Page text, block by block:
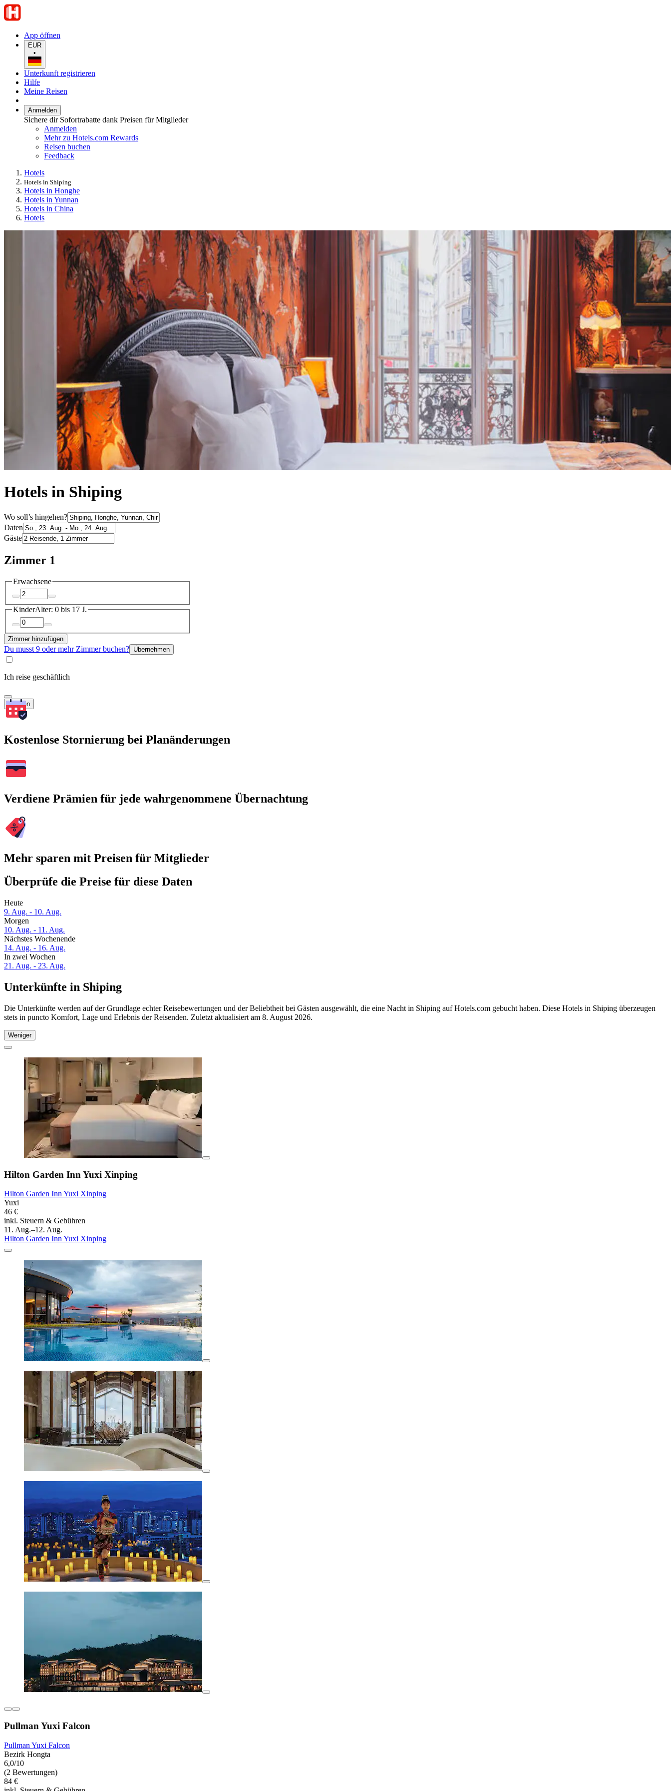
App öffnen
EUR
•
Unterkunft registrieren
Hilfe
Meine Reisen
Anmelden
Sichere dir Sofortrabatte dank Preisen für Mitglieder
Anmelden
Mehr zu Hotels.com Rewards
Reisen buchen
Feedback
Hotels
Hotels in Shiping
Hotels in Honghe
Hotels in Yunnan
Hotels in China
Hotels
Hotels in Shiping
Wo soll’s hingehen?
Daten
Gäste
Zimmer 1
Erwachsene
KinderAlter: 0 bis 17 J.
Zimmer hinzufügen
Du musst 9 oder mehr Zimmer buchen? Übernehmen
Ich reise geschäftlich
Suchen
Kostenlose Stornierung bei Planänderungen
Verdiene Prämien für jede wahrgenommene Übernachtung
Mehr sparen mit Preisen für Mitglieder
Überprüfe die Preise für diese Daten
Heute
9. Aug. - 10. Aug.
Morgen
10. Aug. - 11. Aug.
Nächstes Wochenende
14. Aug. - 16. Aug.
In zwei Wochen
21. Aug. - 23. Aug.
Unterkünfte in Shiping
Die Unterkünfte werden auf der Grundlage echter Reisebewertungen und der Beliebtheit bei Gästen ausgewählt, die eine Nacht in Shiping auf Hotels.com gebucht haben. Diese Hotels in Shiping überzeugen
stets in puncto Komfort, Lage und Erlebnis der Reisenden. Zuletzt aktualisiert am 8. August 2026.
Weniger
Hilton Garden Inn Yuxi Xinping
Hilton Garden Inn Yuxi Xinping
Yuxi
46 €
inkl. Steuern & Gebühren
11. Aug.–12. Aug.
Hilton Garden Inn Yuxi Xinping
Pullman Yuxi Falcon
Pullman Yuxi Falcon
Bezirk Hongta
6,0/10
(2 Bewertungen)
84 €